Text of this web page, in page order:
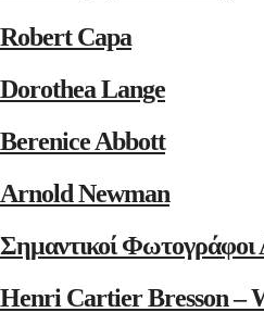
Robert Capa
Dorothea Lange
Berenice Abbott
Arnold Newman
Σημαντικοί Φωτογράφοι
Henri Cartier Bresson –